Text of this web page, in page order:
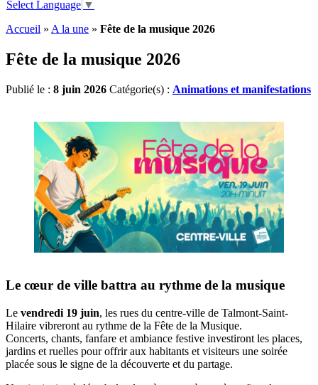
Select Language ▼
Accueil » A la une » Fête de la musique 2026
Fête de la musique 2026
Publié le : 8 juin 2026 Catégorie(s) : Animations et manifestations
Le cœur de ville battra au rythme de la musique
Le vendredi 19 juin, les rues du centre-ville de Talmont-Saint-
Hilaire vibreront au rythme de la Fête de la Musique.
Concerts, chants, fanfare et ambiance festive investiront les places,
jardins et ruelles pour offrir aux habitants et visiteurs une soirée
placée sous le signe de la découverte et du partage.